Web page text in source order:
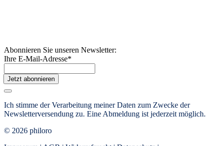
Abonnieren Sie unseren Newsletter:
Ihre E-Mail-Adresse*
Jetzt abonnieren
Ich stimme der Verarbeitung meiner Daten zum Zwecke der
Newsletterversendung zu. Eine Abmeldung ist jederzeit möglich.
© 2026 philoro